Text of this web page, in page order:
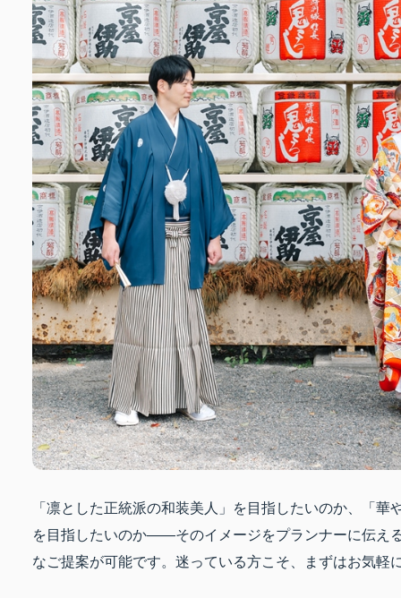
「凛とした正統派の和装美人」を目指したいのか、「華
を目指したいのか——そのイメージをプランナーに伝え
なご提案が可能です。迷っている方こそ、まずはお気軽